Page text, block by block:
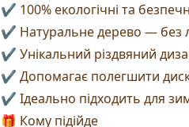
✔ 100% екологічні та
✔ Натуральне дерево — без
✔ Унікальний різдвяний
✔ Допомагає полегшити
✔ Ідеально підходить для
🎁 Кому підійде